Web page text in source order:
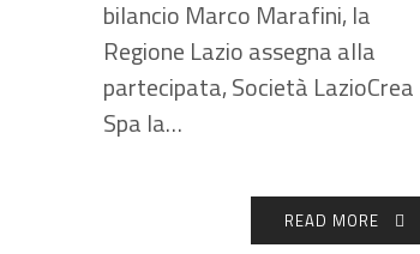
bilancio Marco Marafini, la
Regione Lazio assegna alla
partecipata, Società LazioCrea
Spa la…
READ MORE